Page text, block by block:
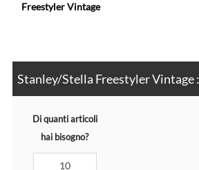
Freestyler Vintage
Stanley/Stella Freestyler
Di quanti articoli
hai bisogno?